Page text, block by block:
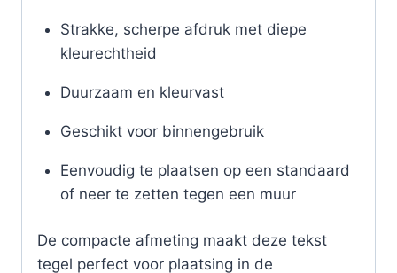
Strakke, scherpe afdruk met diepe
kleurechtheid
Duurzaam en kleurvast
Geschikt voor binnengebruik
Eenvoudig te plaatsen op een standaard
of neer te zetten tegen een muur
De compacte afmeting maakt deze tekst
tegel perfect voor plaatsing in de